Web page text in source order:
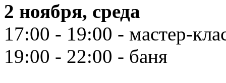
2 ноября, среда
17:00 - 19:00 - мастер-
19:00 - 22:00 - баня